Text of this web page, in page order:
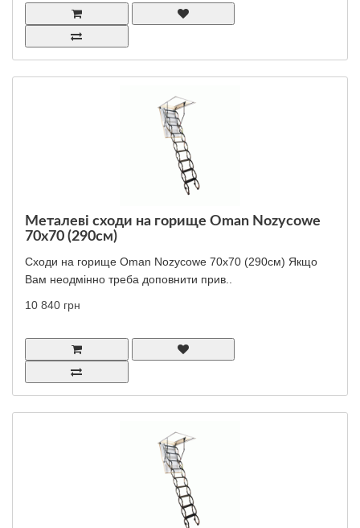
Металеві сходи на горище Oman Nozycowe
70x70 (290см)
Сходи на горище Oman Nozycowe 70x70 (290см) Якщо
Вам неодмінно треба доповнити прив..
10 840 грн